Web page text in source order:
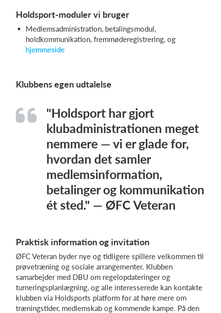
Holdsport-moduler vi bruger
Medlemsadministration, betalingsmodul,
holdkommunikation, fremmøderegistrering, og
hjemmeside
Klubbens egen udtalelse
"Holdsport har gjort
klubadministrationen meget
nemmere — vi er glade for,
hvordan det samler
medlemsinformation,
betalinger og kommunikation
ét sted." — ØFC Veteran
Praktisk information og invitation
ØFC Veteran byder nye og tidligere spillere velkommen til
prøvetræning og sociale arrangementer. Klubben
samarbejder med DBU om regelopdateringer og
turneringsplanlægning, og alle interesserede kan kontakte
klubben via Holdsports platform for at høre mere om
træningstider, medlemskab og kommende kampe. På den